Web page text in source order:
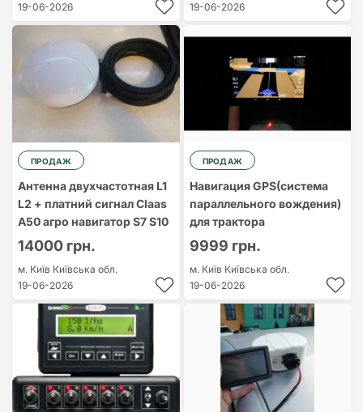
19-06-2026
19-06-2026
ПРОДАЖ
Антенна двухчастотная L1
L2 + платний сигнал Claas
A50 агро навигатор S7 S10
14000 грн.
м. Київ Київська обл.
19-06-2026
ПРОДАЖ
Навигация GPS(система
параллельного вождения)
для трактора
9999 грн.
м. Київ Київська обл.
19-06-2026